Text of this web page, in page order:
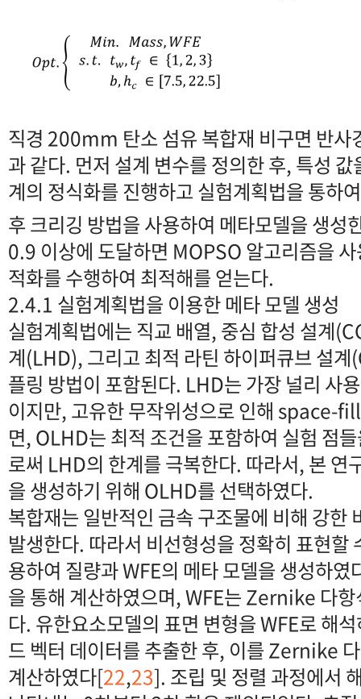
직경 200mm 탄소 섬유 복합재 비구면 반
과 같다. 먼저 설계 변수를 정의한 후, 특성
계의 정식화를 진행하고 실험계획법을 통하
후 크리깅 방법을 사용하여 메타모델을 생성
0.9 이상에 도달하면 MOPSO 알고리즘을
적화를 수행하여 최적해를 얻는다.
2.4.1 실험계획법을 이용한 메타 모델 생성
실험계획법에는 직교 배열, 중심 합성 설계
계(LHD), 그리고 최적 라틴 하이퍼큐브 설
플링 방법이 포함된다. LHD는 가장 널리 사
이지만, 고유한 무작위성으로 인해 space-
면, OLHD는 최적 조건을 포함하여 실험 점
로써 LHD의 한계를 극복한다. 따라서, 본 연
을 생성하기 위해 OLHD를 선택하였다.
복합재는 일반적인 금속 구조물에 비해 강한
발생한다. 따라서 비선형성을 정확히 표현할
용하여 질량과 WFE의 메타 모델을 생성하
을 통해 계산하였으며, WFE는 Zernike 다
다. 유한요소모델의 표면 변형을 WFE로 해
드 벡터 데이터를 추출한 후, 이를 Zernike
계산하였다[22,23]. 조립 및 정렬 과정에서